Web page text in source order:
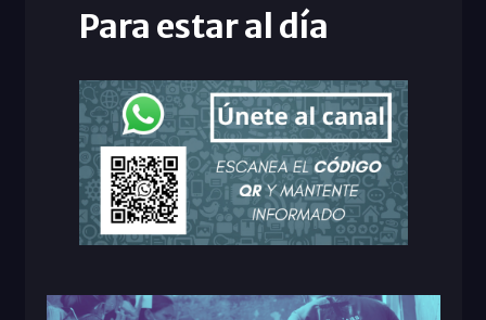
Para estar al día